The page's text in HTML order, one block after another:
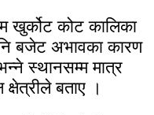
खुर्कोट कोट कालिका
बजेट अभावका कारण
स्थानसम्म मात्र
क्षेत्रीले बताए ।